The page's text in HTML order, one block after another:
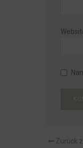
Ein
Warum
Zurück